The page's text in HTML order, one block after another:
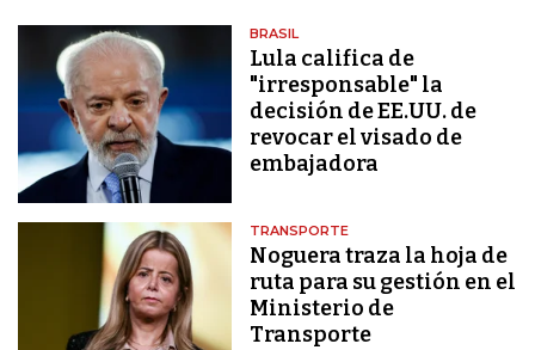
BRASIL
Lula califica de
"irresponsable" la
decisión de EE.UU. de
revocar el visado de
embajadora
TRANSPORTE
Noguera traza la hoja de
ruta para su gestión en el
Ministerio de
Transporte